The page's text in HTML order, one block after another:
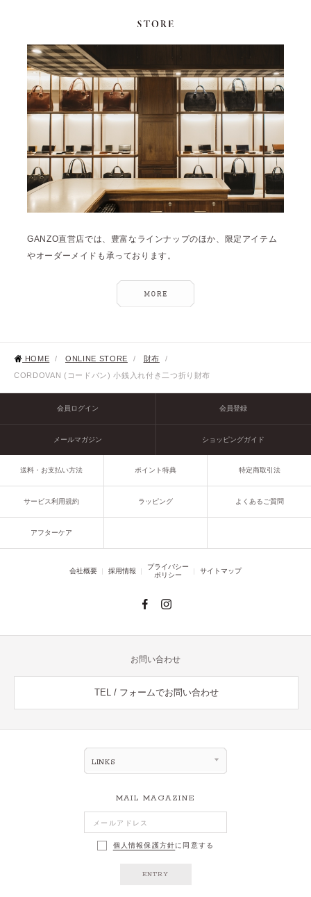
GANZO直営店では、豊富なラインナップのほか、限定アイテム
やオーダーメイドも承っております。
HOME / ONLINE STORE / 財布
/
CORDOVAN (コードバン) 小銭入れ付き二つ折り財布
会員ログイン 会員登録
メールマガジン ショッピングガイド
送料・お支払い方法 ポイント特典 特定商取引法
サービス利用規約 ラッピング よくあるご質問
アフターケア
会社概要 採用情報
プライバシー
ポリシー
サイトマップ
お問い合わせ
TEL / フォームでお問い合わせ
LINKS
MAIL MAGAZINE
個人情報保護方針に同意する
ENTRY